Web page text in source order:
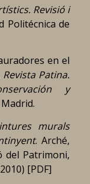
Revisió i
Politécnica de
en el
Revista Patina.
y
Madrid.
murals
. Arché,
del Patrimoni,
[PDF]